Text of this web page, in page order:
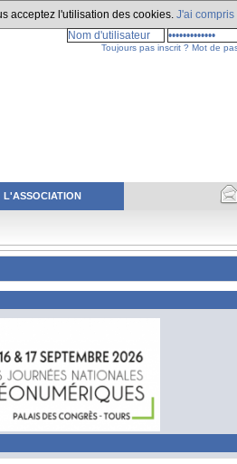
acceptez l'utilisation des cookies. J'ai compris
L'ASSOCIATION
Toujours pas inscrit ? Mot de